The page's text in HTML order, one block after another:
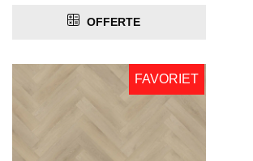
OFFERTE
FAVORIET